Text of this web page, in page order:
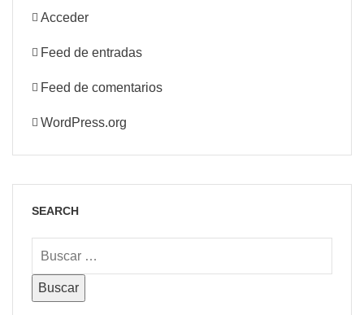
Acceder
Feed de entradas
Feed de comentarios
WordPress.org
SEARCH